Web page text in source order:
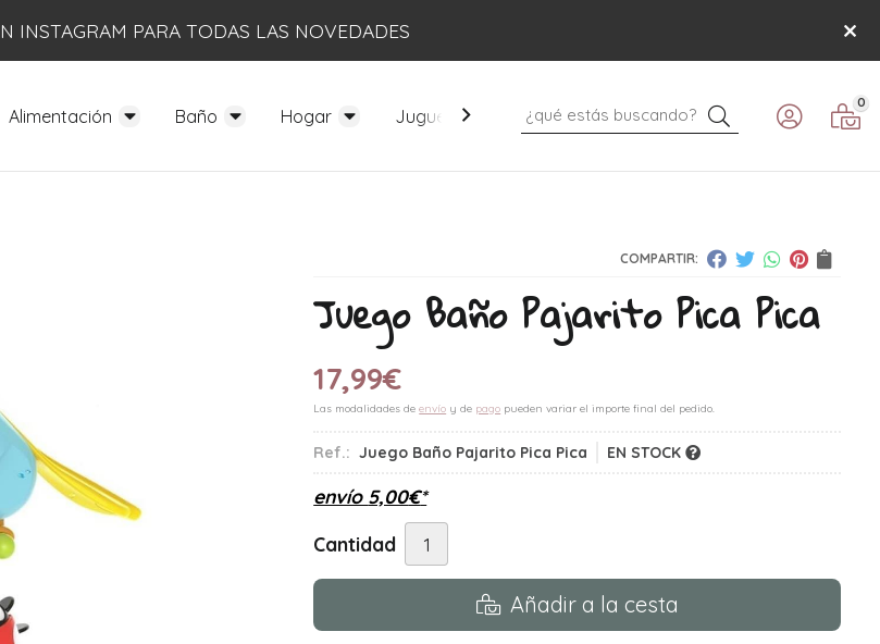
INSTAGRAM PARA TODAS LAS NOVEDADES
Alimentación Baño Hogar Juguetes Mobiliario Paseo Verano
Buscar 0
COMPARTIR:
Juego Baño Pajarito Pica Pica
17,99€
Las modalidades deenvío y de pago pueden variar el importe final del pedido.
Ref.: Juego Baño Pajarito Pica Pica EN STOCK
envío 5,00€*
Cantidad
Añadir a la cesta